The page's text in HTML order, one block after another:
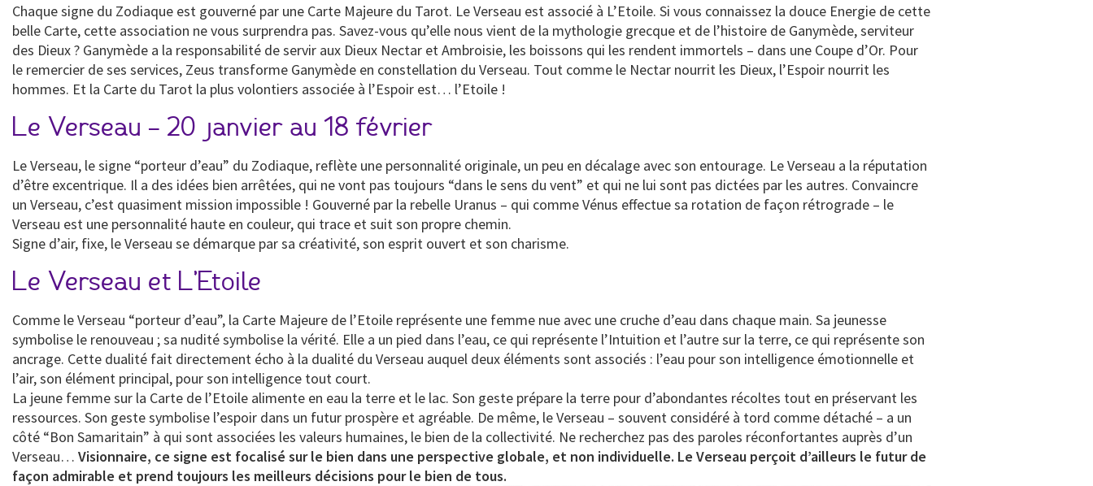
Chaque signe du Zodiaque est gouverné par une Carte Majeure du Tarot. Le Verseau est associé à L’Etoile. Si vous connaissez la douce Energie de cette
belle Carte, cette association ne vous surprendra pas. Savez-vous qu’elle nous vient de la mythologie grecque et de l’histoire de Ganymède, serviteur
des Dieux ? Ganymède a la responsabilité de servir aux Dieux Nectar et Ambroisie, les boissons qui les rendent immortels – dans une Coupe d’Or. Pour
le remercier de ses services, Zeus transforme Ganymède en constellation du Verseau. Tout comme le Nectar nourrit les Dieux, l’Espoir nourrit les
hommes. Et la Carte du Tarot la plus volontiers associée à l’Espoir est… l’Etoile !
Le Verseau – 20 janvier au 18 février
Le Verseau, le signe “porteur d’eau” du Zodiaque, reflète une personnalité originale, un peu en décalage avec son entourage. Le Verseau a la réputation
d’être excentrique. Il a des idées bien arrêtées, qui ne vont pas toujours “dans le sens du vent” et qui ne lui sont pas dictées par les autres. Convaincre
un Verseau, c’est quasiment mission impossible ! Gouverné par la rebelle Uranus – qui comme Vénus effectue sa rotation de façon rétrograde – le
Verseau est une personnalité haute en couleur, qui trace et suit son propre chemin.
Signe d’air, fixe, le Verseau se démarque par sa créativité, son esprit ouvert et son charisme.
Le Verseau et L’Etoile
Comme le Verseau “porteur d’eau”, la Carte Majeure de l’Etoile représente une femme nue avec une cruche d’eau dans chaque main. Sa jeunesse
symbolise le renouveau ; sa nudité symbolise la vérité. Elle a un pied dans l’eau, ce qui représente l’Intuition et l’autre sur la terre, ce qui représente son
ancrage. Cette dualité fait directement écho à la dualité du Verseau auquel deux éléments sont associés : l’eau pour son intelligence émotionnelle et
l’air, son élément principal, pour son intelligence tout court.
La jeune femme sur la Carte de l’Etoile alimente en eau la terre et le lac. Son geste prépare la terre pour d’abondantes récoltes tout en préservant les
ressources. Son geste symbolise l’espoir dans un futur prospère et agréable. De même, le Verseau – souvent considéré à tord comme détaché – a un
côté “Bon Samaritain” à qui sont associées les valeurs humaines, le bien de la collectivité. Ne recherchez pas des paroles réconfortantes auprès d’un
Verseau… Visionnaire, ce signe est focalisé sur le bien dans une perspective globale, et non individuelle. Le Verseau perçoit d’ailleurs le futur de
façon admirable et prend toujours les meilleurs décisions pour le bien de tous.